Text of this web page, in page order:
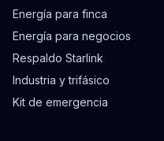
Energía para finca
Energía para negocios
Respaldo Starlink
Industria y trifásico
Kit de emergencia